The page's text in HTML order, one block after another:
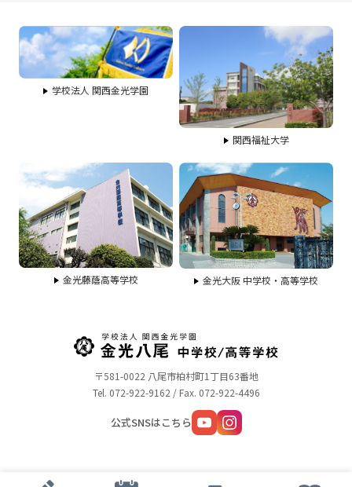
学校法人 関西金光学園
関西福祉大学
金光藤蔭高等学校 金光大阪 中学校・高等学校
〒581-0022 八尾市柏村町1丁目63番地
Tel. 072-922-9162 / Fax. 072-922-4496
公式SNSはこちら